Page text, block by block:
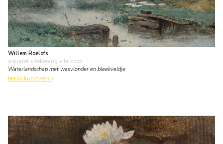
Willem Roelofs
aquarel • tekening • te koop
Waterlandschap met wasvlonder en bleekveldje
bekijk kunstwerk